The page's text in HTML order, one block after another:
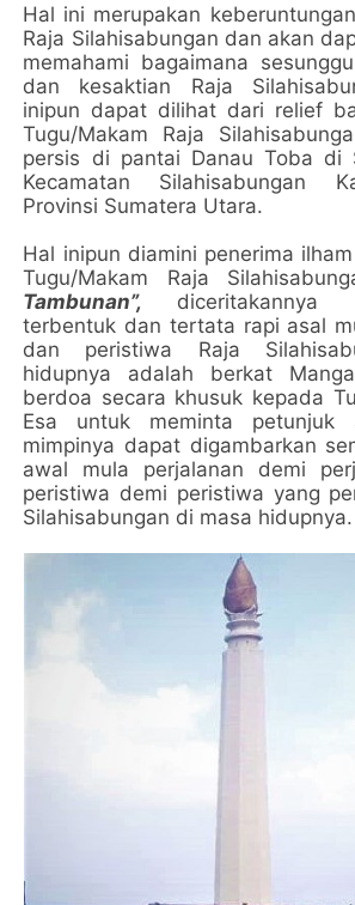
Hal ini merupakan
Raja Silahisabungan dan akan
memahami bagaimana
dan kesaktian Raja
inipun dapat dilihat dari relief
Tugu/Makam Raja
persis di pantai Danau Toba di
Kecamatan Silahisabungan
Provinsi Sumatera Utara.
Hal inipun diamini penerima
Tugu/Makam Raja
Tambunan”,
terbentuk dan tertata rapi asal
dan peristiwa Raja
hidupnya adalah berkat
berdoa secara khusuk kepada
Esa untuk meminta
mimpinya dapat digambarkan
awal mula perjalanan demi
peristiwa demi peristiwa yang
Silahisabungan di masa hidupnya.